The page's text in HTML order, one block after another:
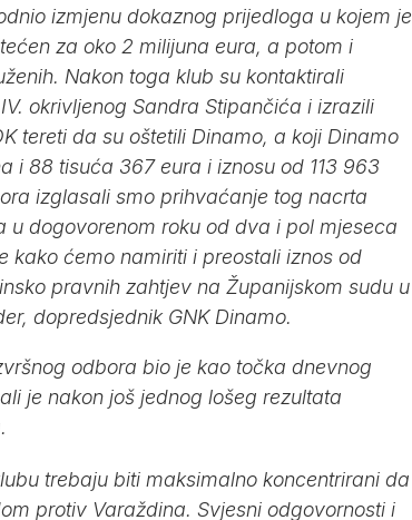
izmjenu dokaznog prijedloga u kojem je
za oko 2 milijuna eura, a potom i
Nakon toga klub su kontaktirali
okrivljenog Sandra Stipančića i izrazili
tereti da su oštetili Dinamo, a koji Dinamo
i 88 tisuća 367 eura i iznosu od 113 963
izglasali smo prihvaćanje tog nacrta
dogovorenom roku od dva i pol mjeseca
kako ćemo namiriti i preostali iznos od
pravnih zahtjev na Županijskom sudu u
dopredsjednik GNK Dinamo.
odbora bio je kao točka dnevnog
je nakon još jednog lošeg rezultata
trebaju biti maksimalno koncentrirani da
protiv Varaždina. Svjesni odgovornosti i